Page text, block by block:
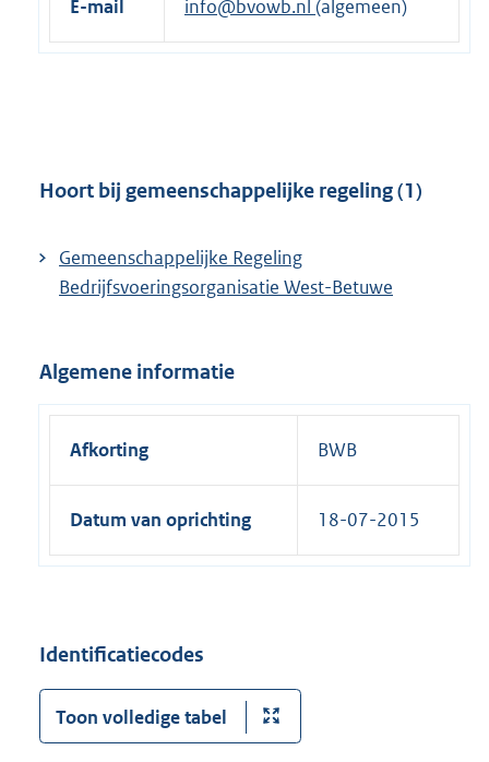
n
k
E-mail info@bvowb.nl (algemeen)
Hoort bij gemeenschappelijke regeling (1)
Gemeenschappelijke Regeling
Bedrijfsvoeringsorganisatie West-Betuwe
Algemene informatie
Afkorting BWB
Datum van oprichting 18-07-2015
Identificatiecodes
Toon volledige tabel